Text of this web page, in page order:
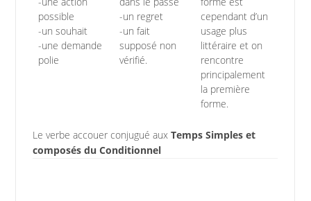
possible
-un souhait
-une demande
polie
-un regret
-un fait
supposé non
vérifié.
cependant d’un
usage plus
littéraire et on
rencontre
principalement
la première
forme.
Le verbe accouer conjugué aux Temps Simples et
composés du Conditionnel